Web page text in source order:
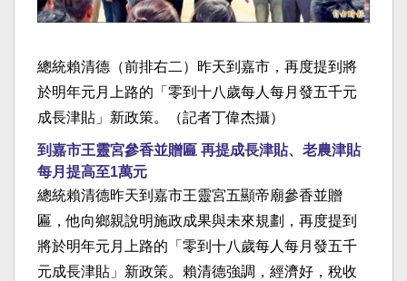
總統賴清德（前排右二）昨天到嘉市，再度提到將
於明年元月上路的「零到十八歲每人每月發五千元
成長津貼」新政策。（記者丁偉杰攝）
到嘉市王靈宮參香並贈匾 再提成長津貼、老農津貼
每月提高至1萬元
總統賴清德昨天到嘉市王靈宮五顯帝廟參香並贈
匾，他向鄉親說明施政成果與未來規劃，再度提到
將於明年元月上路的「零到十八歲每人每月發五千
元成長津貼」新政策。賴清德強調，經濟好，稅收